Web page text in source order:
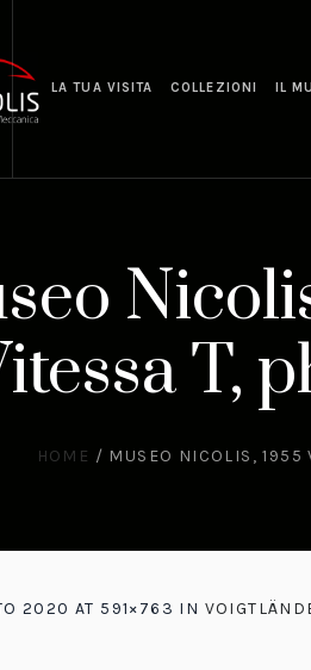
LA TUA VISITA COLLEZIONI IL
T,
HOME / MUSEO NICOLIS, 1955
2020 AT 591×763 IN